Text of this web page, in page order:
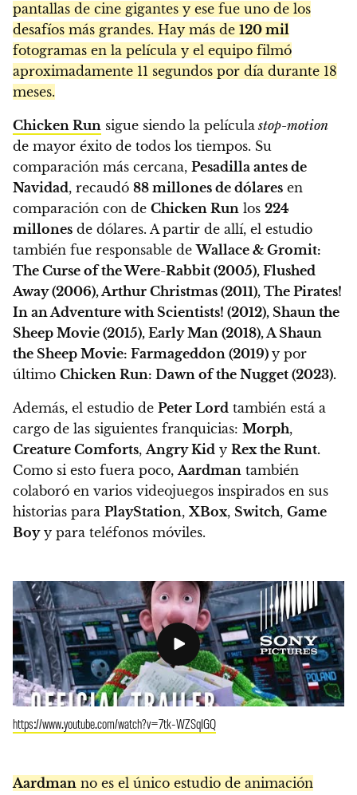
pantallas de cine gigantes y ese fue uno de los
desafíos más grandes. Hay más de 120 mil
fotogramas en la película y el equipo filmó
aproximadamente 11 segundos por día durante 18
meses.
Chicken Run sigue siendo la películastop-motion
de mayor éxito de todos los tiempos. Su
comparación más cercana, Pesadilla antes de
Navidad, recaudó 88 millones de dólares en
comparación con de Chicken Run los 224
millones de dólares. A partir de allí, el estudio
también fue responsable deWallace & Gromit:
The Curse of the Were-Rabbit (2005), Flushed
Away (2006), Arthur Christmas (2011), The Pirates!
In an Adventure with Scientists! (2012), Shaun the
Sheep Movie (2015), Early Man (2018), A Shaun
the Sheep Movie: Farmageddon (2019) y por
último Chicken Run: Dawn of the Nugget (2023).
Además, el estudio de Peter Lord también está a
cargo de las siguientes franquicias: Morph,
Creature Comforts,Angry Kid y Rex the Runt.
Como si esto fuera poco,Aardman también
colaboró en varios videojuegos inspirados en sus
historias para PlayStation, XBox, Switch, Game
Boyy para teléfonos móviles.
https://www.youtube.com/watch?v=7tk-WZSqIGQ
Aardman no es el único estudio de animación